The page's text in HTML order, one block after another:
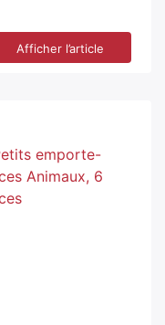
Afficher l’article